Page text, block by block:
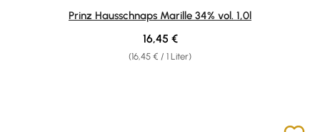
Durchschnittliche Bewertung von 4.92 von 5 Sternen
Prinz Hausschnaps Marille 34% vol. 1,0l
(16,45 € / 1 Liter)
Regulärer Preis:
16,45 €